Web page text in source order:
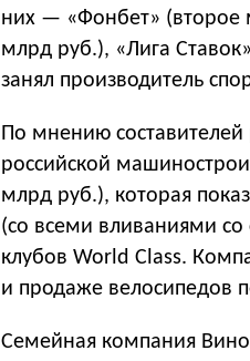
них — «Фонбет» (второе
млрд руб.), «Лига
занял производитель
По мнению
российской
млрд руб.), которая
(со всеми вливаниями
клубов World Class.
и продаже велосипедов
Семейная компания